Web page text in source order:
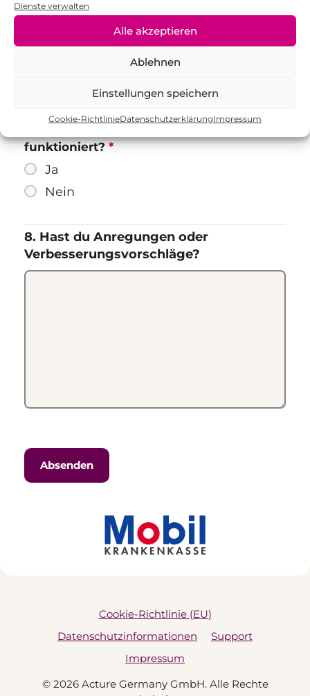
Dienste verwalten
Alle akzeptieren
Ablehnen
Einstellungen speichern
Cookie-RichtlinieDatenschutzerklärungImpressum
Gewohnheiten beizubehalten?
funktioniert?*
Ja
Nein
8. Hast du Anregungen oder
Verbesserungsvorschläge?
Cookie-Richtlinie (EU)
Datenschutzinformationen
Support
Impressum
© 2026 Acture Germany GmbH. Alle Rechte